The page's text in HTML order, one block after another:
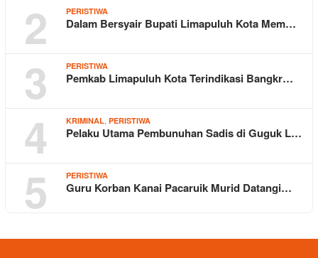
2 PERISTIWA
Dalam Bersyair Bupati Limapuluh Kota Mem…
3 PERISTIWA
Pemkab Limapuluh Kota Terindikasi Bangkr…
4 KRIMINAL PERISTIWA
Pelaku Utama Pembunuhan Sadis di Guguk L…
5 PERISTIWA
Guru Korban Kanai Pacaruik Murid Datangi…